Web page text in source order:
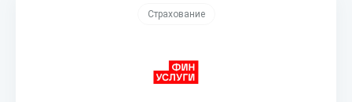
Страхование